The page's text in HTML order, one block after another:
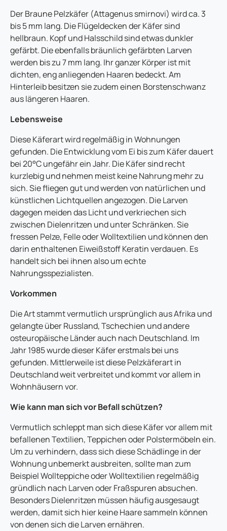
Der Braune Pelzkäfer (Attagenus smirnovi) wird ca. 3
bis 5 mm lang. Die Flügeldecken der Käfer sind
hellbraun. Kopf und Halsschild sind etwas dunkler
gefärbt. Die ebenfalls bräunlich gefärbten Larven
werden bis zu 7 mm lang. Ihr ganzer Körper ist mit
dichten, eng anliegenden Haaren bedeckt. Am
Hinterleib besitzen sie zudem einen Borstenschwanz
aus längeren Haaren.
Lebensweise
Diese Käferart wird regelmäßig in Wohnungen
gefunden. Die Entwicklung vom Ei bis zum Käfer dauert
bei 20°C ungefähr ein Jahr. Die Käfer sind recht
kurzlebig und nehmen meist keine Nahrung mehr zu
sich. Sie fliegen gut und werden von natürlichen und
künstlichen Lichtquellen angezogen. Die Larven
dagegen meiden das Licht und verkriechen sich
zwischen Dielenritzen und unter Schränken. Sie
fressen Pelze, Felle oder Wolltextilien und können den
darin enthaltenen Eiweißstoff Keratin verdauen. Es
handelt sich bei ihnen also um echte
Nahrungsspezialisten.
Vorkommen
Die Art stammt vermutlich ursprünglich aus Afrika und
gelangte über Russland, Tschechien und andere
osteuropäische Länder auch nach Deutschland. Im
Jahr 1985 wurde dieser Käfer erstmals bei uns
gefunden. Mittlerweile ist diese Pelzkäferart in
Deutschland weit verbreitet und kommt vor allem in
Wohnhäusern vor.
Wie kann man sich vor Befall schützen?
Vermutlich schleppt man sich diese Käfer vor allem mit
befallenen Textilien, Teppichen oder Polstermöbeln ein.
Um zu verhindern, dass sich diese Schädlinge in der
Wohnung unbemerkt ausbreiten, sollte man zum
Beispiel Wollteppiche oder Wolltextilien regelmäßig
gründlich nach Larven oder Fraßspuren absuchen.
Besonders Dielenritzen müssen häufig ausgesaugt
werden, damit sich hier keine Haare sammeln können
von denen sich die Larven ernähren.